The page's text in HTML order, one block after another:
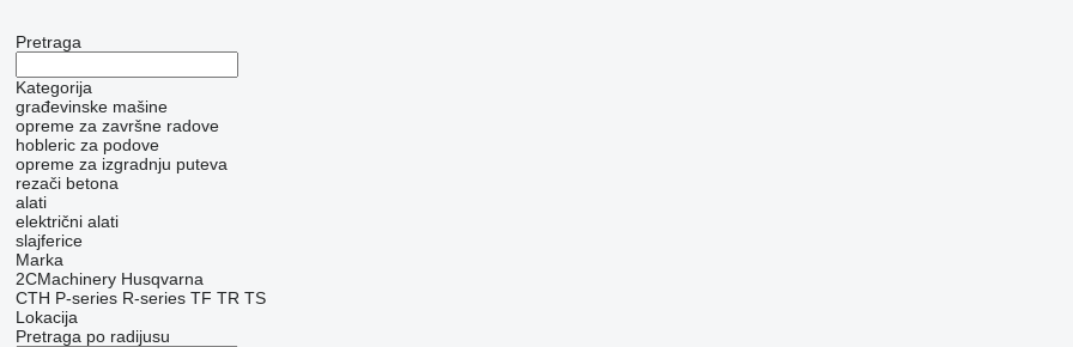
Pretraga
Kategorija
građevinske mašine
opreme za završne radove
hobleric za podove
opreme za izgradnju puteva
rezači betona
alati
električni alati
slajferice
Marka
2CMachinery Husqvarna
CTH P-series R-series TF TR TS
Lokacija
Pretraga po radijusu